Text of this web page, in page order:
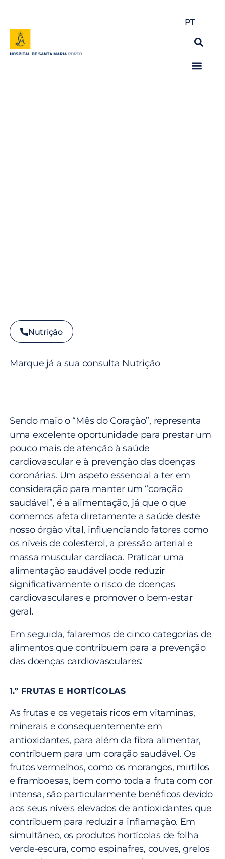
PT
Nutrição
Marque já a sua consulta Nutrição
Sendo maio o “Mês do Coração”, representa
uma excelente oportunidade para prestar um
pouco mais de atenção à saúde
cardiovascular e à prevenção das doenças
coronárias. Um aspeto essencial a ter em
consideração para manter um “coração
saudável”, é a alimentação, já que o que
comemos afeta diretamente a saúde deste
nosso órgão vital, influenciando fatores como
os níveis de colesterol, a pressão arterial e
massa muscular cardíaca. Praticar uma
alimentação saudável​​ pode reduzir
significativamente o risco de doenças
cardiovasculares e promover o bem-estar
geral.
Em seguida, falaremos de cinco categorias de
alimentos que contribuem para a prevenção
das doenças cardiovasculares:
1.º FRUTAS E HORTÍCOLAS
As frutas e os vegetais ricos em vitaminas,
minerais e consequentemente em
antioxidantes, para além da fibra alimentar,
contribuem para um coração saudável. Os
frutos vermelhos, como os morangos, mirtilos
e framboesas, bem como toda a fruta com cor
intensa, são particularmente benéficos devido
aos seus níveis elevados de antioxidantes que
contribuem para reduzir a inflamação. Em
simultâneo, os produtos hortícolas de folha
verde-escura, como espinafres, couves, grelos